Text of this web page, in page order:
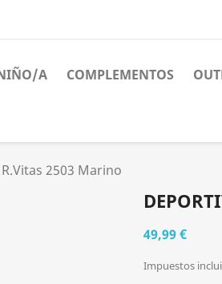
A COMPLEMENTOS
2503 Marino
49,99 €
Impuestos